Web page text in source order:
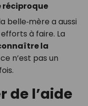
réciproque
belle‑mère a aussi
à faire. La
la
n’est pas un
de l’aide